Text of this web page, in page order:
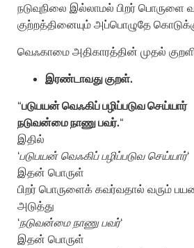
நடுவுநிலை இல்லாமல் பிறர்
குற்றத்தினையும் அப்பொழுதே
வெஃகாமை அதிகாரத்தின் முதல்
இரண்டாவது குறள்.
“படுபயன் வெஃகிப் பழிப்படுவ செய்யார்
நடுவன்மை நாணு பவர்.“
இதில்
‘படுபயன் வெஃகிப் பழிப்படுவ செய்யார்‘
இதன் பொருள்
பிறர் பொருளைக் கவர்வதால் வரும்
அடுத்து
‘நடுவன்மை நாணு பவர்‘
இதன் பொருள்